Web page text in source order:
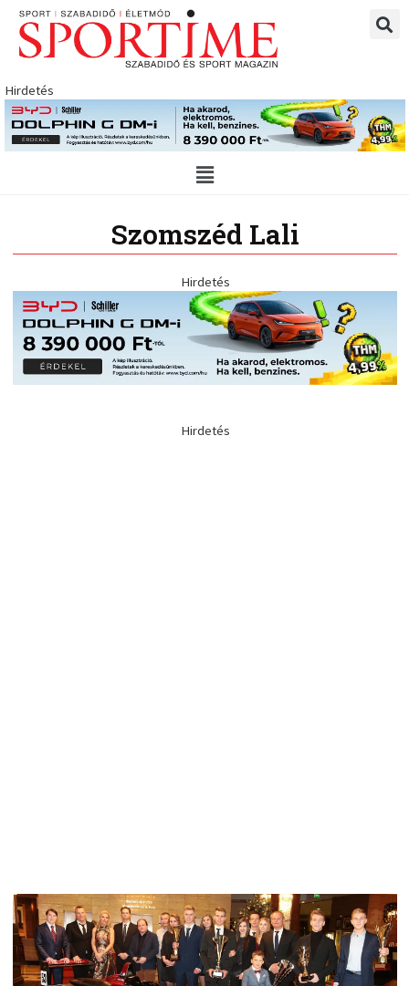
Skip
content
Hirdetés
Main
Menu
Szomszéd Lali
Hirdetés
Hirdetés